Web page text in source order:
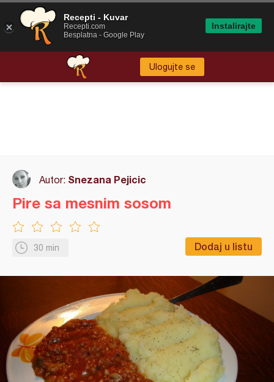
Ulogujte se
Autor: Snezana Pejicic
30 min Dodaj u listu
Pire sa mesnim sosom
Recepti - Kuvar
Recepti.com
Besplatna - Google Play
Instalirajte